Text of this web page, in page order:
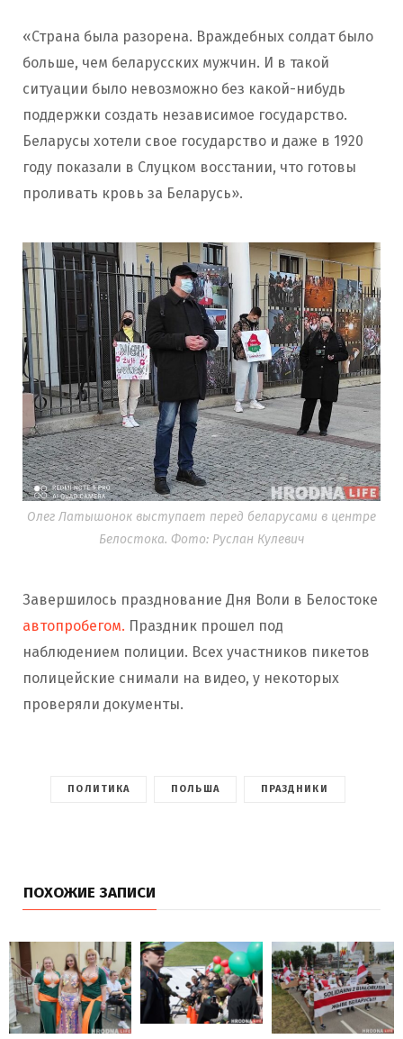
«Страна была разорена. Враждебных солдат было
больше, чем беларусских мужчин. И в такой
ситуации было невозможно без какой-нибудь
поддержки создать независимое государство.
Беларусы хотели свое государство и даже в 1920
году показали в Слуцком восстании, что готовы
проливать кровь за Беларусь».
Олег Латышонок выступает перед беларусами в центре
Белостока. Фото: Руслан Кулевич
Завершилось празднование Дня Воли в Белостоке
автопробегом. Праздник прошел под
наблюдением полиции. Всех участников пикетов
полицейские снимали на видео, у некоторых
проверяли документы.
ПОЛИТИКА ПОЛЬША ПРАЗДНИКИ
ПОХОЖИЕ ЗАПИСИ